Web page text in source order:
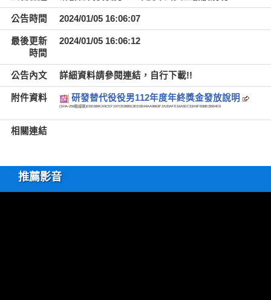
公告時間 2024/01/05 16:06:07
最後更新
時間
2024/01/05 16:06:12
公告內文 詳細資料請參閱連結，自行下載!!
附件資料 研發替代役役男112年度年終獎金發放說明
(SHA-256驗證碼)EBE689CA9CEF197CB388913EE0B44AA9863F2A20AFE16A5EC33A9FB88E2BB4C6
相關連結
推薦影音